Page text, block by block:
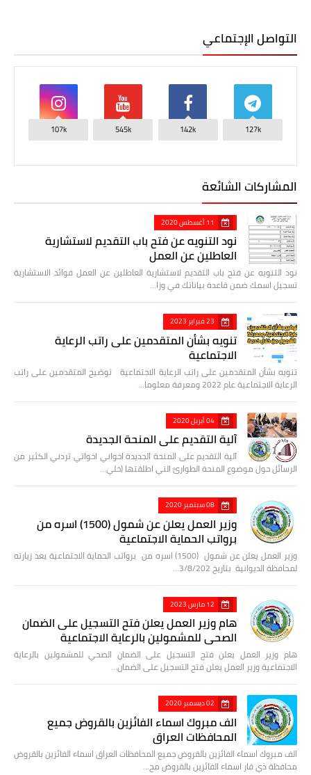
التواصل الإجتماعي
127k
142k
545k
107k
المشاركات الشائعة
11 أغسطس 2020
نود التنويه عن فتح باب التقديم لاستشارية
العاطلين عن العمل
نود التنويه عن فتح باب التقديم لاستشارية العاطلين عن العمل فوائد الاستشارية
تسجيل اسمك ضمن قاعدة بياناتك في وزا…
23 فبراير 2023
تنويه بشأن المتقدمين على راتب الرعاية
الاجتماعية
تنويه بشأن المتقدمين على راتب الرعاية الاجتماعية توضيح المتقدمين على راتب
الرعاية الاجتماعية عام 2022 ومعرفة معلوما…
04 أبريل 2020
آلية التقديم على المنحة الجديدة
آلية التقديم على المنحة الجديدة اخواني اخواتي تردني الكثير من
الرسائل حول موضوع المنحة الطوارئ التي اطلقتها (خلي…
08 سبتمبر 2020
وزير العمل يعلن عن شمول (1500) اسره من
برواتب الحماية الاجتماعية
وزير العمل يعلن عن شمول (1500) اسره من برواتب الحماية الاجتماعية بعد زيارته
لمحافظة الديوانية بتاريخ 3/8/202…
12 مارس 2023
هام وزير العمل يعلن فتح التسجيل على الضمان
الصحي للمشمولين بالرعاية الاجتماعية
هام وزير العمل يعلن فتح التسجيل على الضمان الصحي للمشمولين بالرعاية
الاجتماعية وزير العمل يعلن فتح التسجيل على الضمان…
02 ديسمبر 2020
الف مبروك اسماء الفائزين بالقروض جميع
المحافظات العراق
الف مبروك اسماء الفائزين بالقروض جميع المحافظات العراق اسماء الفائزين بالقروض
محافظة ذي قار اسماء الفائزين بالقروض مح…